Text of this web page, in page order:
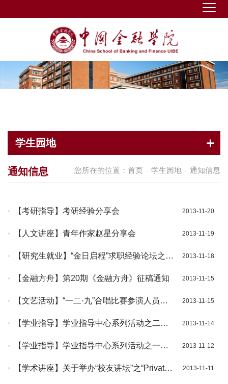
学生园地
您所在的位置： 首页 - 学生园地 - 通知信息
通知信息
【考研指导】考研经验分享会 2013-11-20
【人文讲座】青年作家赵星分享会 2013-11-19
【研究生就业】“金日启程”求职经验论坛之银
2013-11-18
【金融方舟】第20期《金融方舟》征稿通知 2013-11-15
【文艺活动】“一二·九”合唱比赛参演人员的
2013-11-15
【学业指导】学业指导中心系列活动之二：
2013-11-14
【学业指导】学业指导中心系列活动之一：
2013-11-12
【学术讲座】关于举办“校友讲坛”之“Private
2013-11-11